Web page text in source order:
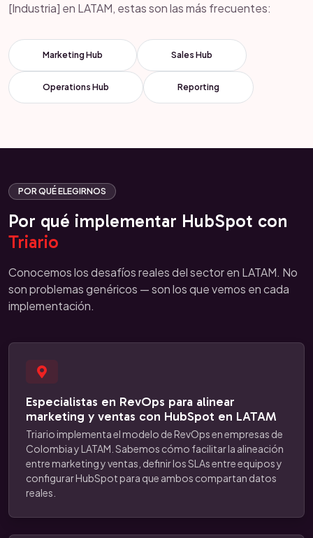
[Industria] en LATAM, estas son las más frecuentes:
Marketing Hub Sales Hub
Operations Hub Reporting
POR QUÉ ELEGIRNOS
Por qué implementar HubSpot con
Triario
Conocemos los desafíos reales del sector en LATAM. No
son problemas genéricos — son los que vemos en cada
implementación.
Especialistas en RevOps para alinear
marketing y ventas con HubSpot en LATAM
Triario implementa el modelo de RevOps en empresas de
Colombia y LATAM. Sabemos cómo facilitar la alineación
entre marketing y ventas, definir los SLAs entre equipos y
configurar HubSpot para que ambos compartan datos
reales.